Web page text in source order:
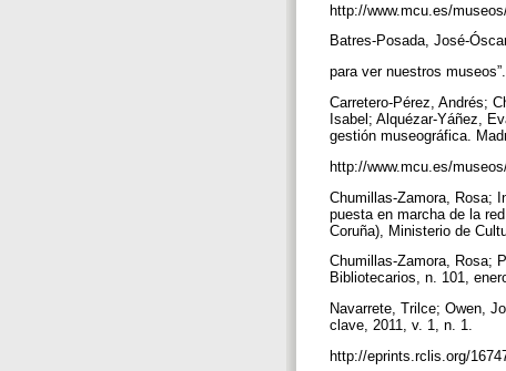
http://www.mcu.es/
Batres-Posada, José-
para ver nuestros
Carretero-Pérez, Andrés;
Isabel; Alquézar-Yáñez,
gestión museográfica.
http://www.mcu.es/
Chumillas-Zamora, Rosa;
puesta en marcha de la
Coruña), Ministerio de
Chumillas-Zamora, Rosa;
Bibliotecarios, n. 101,
Navarrete, Trilce; Owen,
clave, 2011, v. 1, n. 1.
http://eprints.rclis.org/